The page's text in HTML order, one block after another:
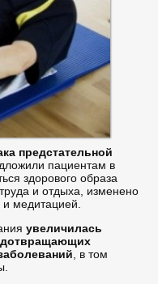
предстательной
пациентам в
здорового образа
и отдыха, изменено
медитацией.
увеличилась
, в том